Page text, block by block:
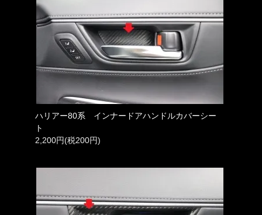
ハリアー80系 インナードアハンドルカバーシー
ト
2,200円(税200円)